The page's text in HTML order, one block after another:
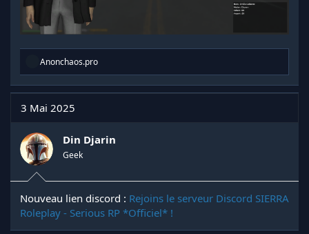
R
é
a
c
t
n
s
:
Anonchaos.pro
3 Mai 2025
Din Djarin
Geek
Nouveau lien discord : Rejoins le serveur Discord SIERRA
Roleplay - Serious RP *Officiel* !